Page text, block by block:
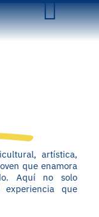
artística,
que enamora
Aquí no solo
que